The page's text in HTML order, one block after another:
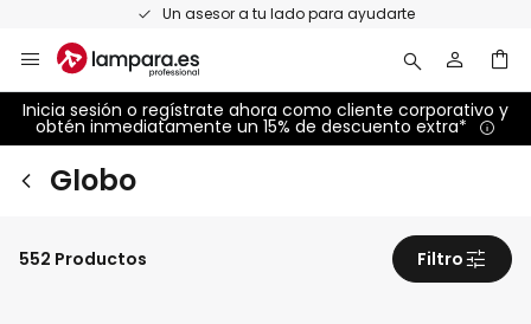
Un asesor a tu lado para ayudarte
contenido
Inicia sesión o regístrate ahora como cliente corporativo y
obtén inmediatamente un 15% de descuento extra*
Globo
552 Productos Filtro